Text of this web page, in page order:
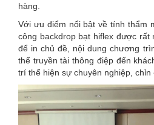
hàng.
Với ưu điểm nổi bật về tính thẩm
công backdrop bạt hiflex được rất
để in chủ đề, nội dung chương
thể truyền tài thông điệp đến
trí thể hiện sự chuyên nghiệp, chỉn